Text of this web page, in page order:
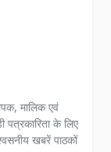
मालिक एवं
के लिए
खबरें पाठकों